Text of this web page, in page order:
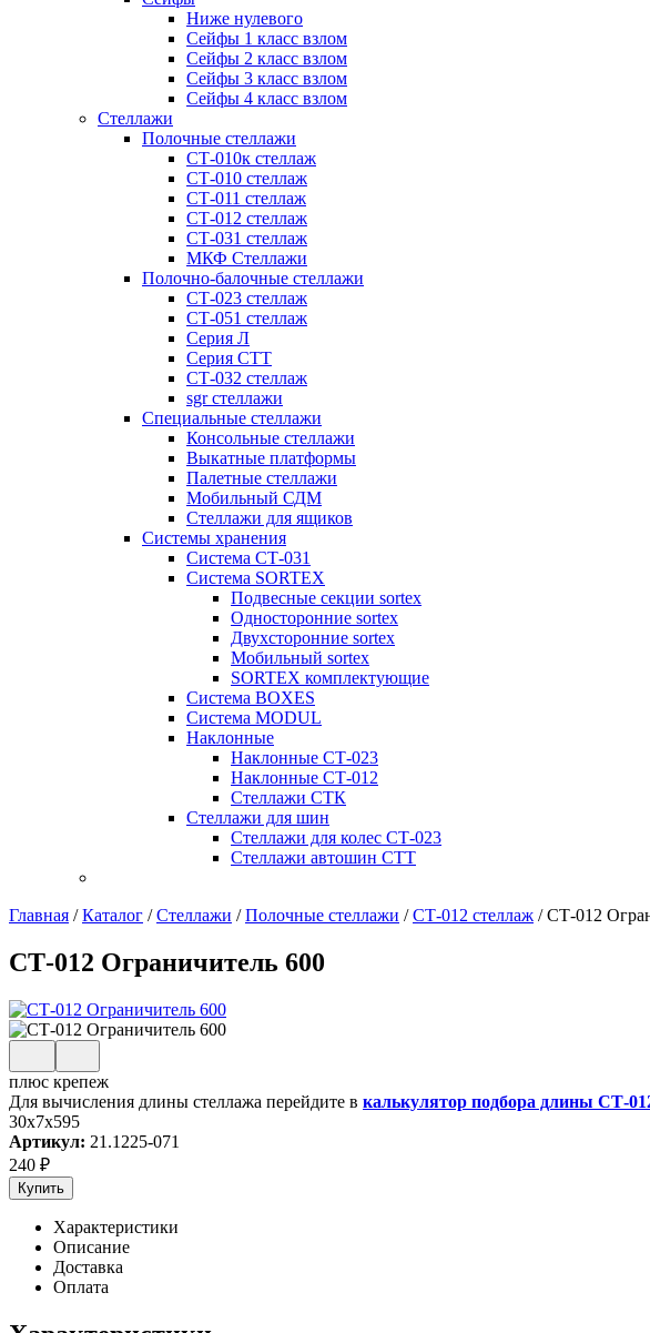
Ниже нулевого
Сейфы 1 класс взлом
Сейфы 2 класс взлом
Сейфы 3 класс взлом
Сейфы 4 класс взлом
Стеллажи
Полочные стеллажи
СТ-010к стеллаж
СТ-010 стеллаж
СТ-011 стеллаж
СТ-012 стеллаж
СТ-031 стеллаж
МКФ Стеллажи
Полочно-балочные стеллажи
СТ-023 стеллаж
СТ-051 стеллаж
Серия Л
Серия СТТ
СТ-032 стеллаж
sgr стеллажи
Специальные стеллажи
Консольные стеллажи
Выкатные платформы
Палетные стеллажи
Мобильный СДМ
Стеллажи для ящиков
Системы хранения
Система СТ-031
Система SORTEX
Подвесные секции sortex
Односторонние sortex
Двухсторонние sortex
Мобильный sortex
SORTEX комплектующие
Система BOXES
Система MODUL
Наклонные
Наклонные СТ-023
Наклонные СТ-012
Стеллажи СТК
Стеллажи для шин
Стеллажи для колес СТ-023
Стеллажи автошин СТТ
Главная /Каталог /Стеллажи /Полочные стеллажи /СТ-012 стеллаж /СТ-012
СТ-012 Ограничитель 600
плюс крепеж
Для вычисления длины стеллажа перейдите в калькулятор подбора длины СТ-
30x7x595
Артикул: 21.1225-071
240 ₽
Купить
Характеристики
Описание
Доставка
Оплата